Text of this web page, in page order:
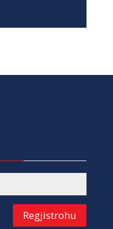
Regjistrohu